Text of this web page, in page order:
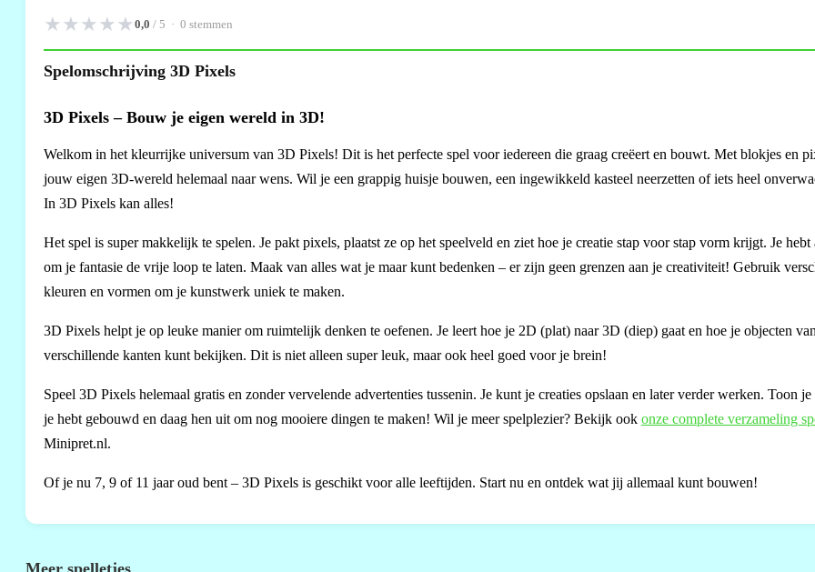
★★★★★0,0 / 5 · 0 stemmen
Spelomschrijving 3D Pixels
3D Pixels – Bouw je eigen wereld in 3D!
Welkom in het kleurrijke universum van 3D Pixels! Dit is het perfecte spel voor iedereen die graag creëert en bouwt. Met blokjes en
jouw eigen 3D-wereld helemaal naar wens. Wil je een grappig huisje bouwen, een ingewikkeld kasteel neerzetten of iets heel
In 3D Pixels kan alles!
Het spel is super makkelijk te spelen. Je pakt pixels, plaatst ze op het speelveld en ziet hoe je creatie stap voor stap vorm krijgt. Je
om je fantasie de vrije loop te laten. Maak van alles wat je maar kunt bedenken – er zijn geen grenzen aan je creativiteit! Gebruik
kleuren en vormen om je kunstwerk uniek te maken.
3D Pixels helpt je op leuke manier om ruimtelijk denken te oefenen. Je leert hoe je 2D (plat) naar 3D (diep) gaat en hoe je objecten van
verschillende kanten kunt bekijken. Dit is niet alleen super leuk, maar ook heel goed voor je brein!
Speel 3D Pixels helemaal gratis en zonder vervelende advertenties tussenin. Je kunt je creaties opslaan en later verder werken. Toon
je hebt gebouwd en daag hen uit om nog mooiere dingen te maken! Wil je meer spelplezier? Bekijk ook onze complete verzameling
Minipret.nl.
Of je nu 7, 9 of 11 jaar oud bent – 3D Pixels is geschikt voor alle leeftijden. Start nu en ontdek wat jij allemaal kunt bouwen!
Meer spelletjes